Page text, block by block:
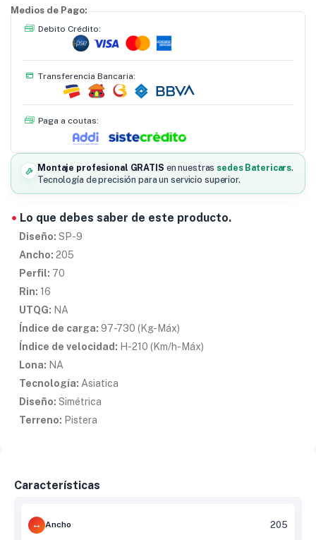
Medios de Pago:
Debito Crédito:
Transferencia Bancaria:
Paga a coutas:
Montaje profesional GRATIS en nuestras sedes Batericars.
Tecnología de precisión para un servicio superior.
Lo que debes saber de este producto.
Diseño: SP-9
Ancho: 205
Perfil: 70
Rin: 16
UTQG: NA
Índice de carga: 97-730 (Kg-Máx)
Índice de velocidad: H-210 (Km/h-Máx)
Lona: NA
Tecnología: Asiatica
Diseño: Simétrica
Terreno: Pistera
Características
Ancho 205